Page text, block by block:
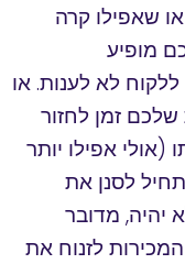
שאפילו קרה
מופיע
לא לענות. או
זמן לחזור
אפילו יותר
לסנן את
יהיה, מדובר
לזנוח את